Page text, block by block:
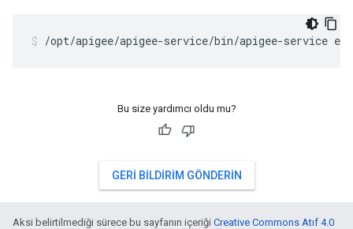
/opt/apigee/apigee-service/bin/apigee-service
Bu size yardımcı oldu mu?
GERI BILDIRIM GÖNDERIN
Aksi belirtilmediği sürece bu sayfanın içeriği Creative Commons Atıf 4.0